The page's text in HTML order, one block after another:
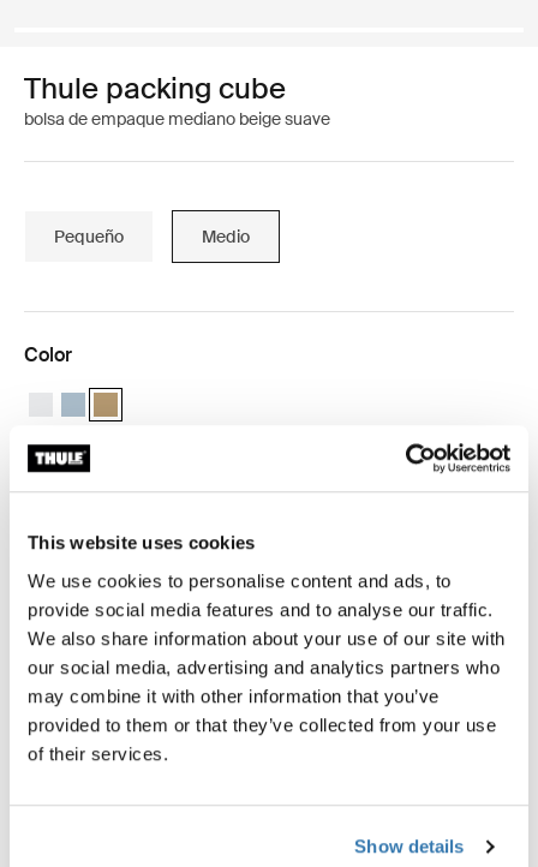
This website uses cookies
We use cookies to personalise content and ads, to
provide social media features and to analyse our traffic.
We also share information about your use of our site with
our social media, advertising and analytics partners who
may combine it with other information that you’ve
provided to them or that they’ve collected from your use
of their services.
Show details
Thule packing cube
bolsa de empaque mediano beige suave
Pequeño Medio
Color
Thule packing cube medium Blanco
Thule packing cube medium Gris estanque
Thule packing cube medium Beige suave (selected)
La bolsa de empaque mediana Thule te permite
identificar y organizar rápidamente ropa empaquetada,
tamaño perfecto para caber en la mitad de una maleta